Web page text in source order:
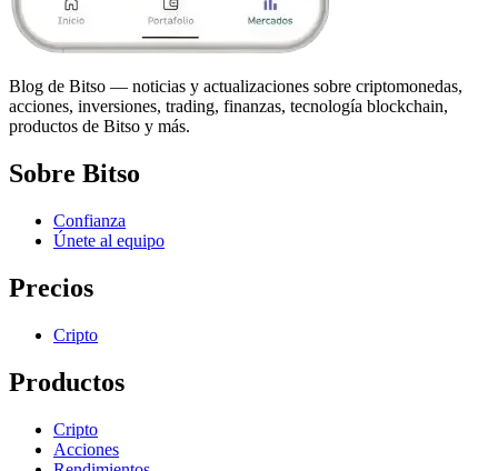
Blog de Bitso — noticias y actualizaciones sobre criptomonedas,
acciones, inversiones, trading, finanzas, tecnología blockchain,
productos de Bitso y más.
Sobre Bitso
Confianza
Únete al equipo
Precios
Cripto
Productos
Cripto
Acciones